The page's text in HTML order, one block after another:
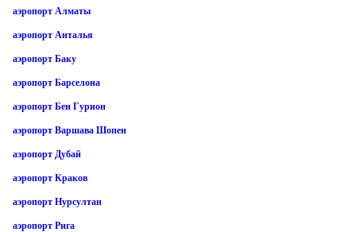
аэропорт Алматы
аэропорт Анталья
аэропорт Баку
аэропорт Барселона
аэропорт Бен Гурион
аэропорт Варшава Шопен
аэропорт Дубай
аэропорт Краков
аэропорт Нурсултан
аэропорт Рига